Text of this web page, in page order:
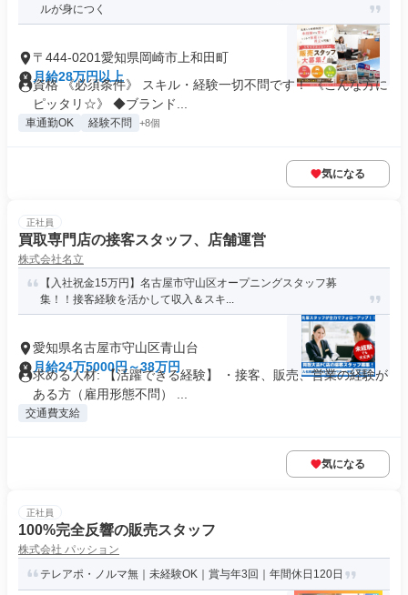
ルが身につく
〒444-0201愛知県岡崎市上和田町
月給28万円以上
資格 《必須条件》 スキル・経験一切不問です！ 《こんな方に
ピッタリ☆》 ◆ブランド...
車通勤OK 経験不問 +8個
気になる
正社員
買取専門店の接客スタッフ、店舗運営
株式会社名立
【入社祝金15万円】名古屋市守山区オープニングスタッフ募
集！！接客経験を活かして収入＆スキ...
愛知県名古屋市守山区青山台
月給24万5000円～38万円
求める人材: 【活躍できる経験】 ・接客、販売、営業の経験が
ある方（雇用形態不問） ...
交通費支給
気になる
正社員
100%完全反響の販売スタッフ
株式会社 パッション
テレアポ・ノルマ無｜未経験OK｜賞与年3回｜年間休日120日